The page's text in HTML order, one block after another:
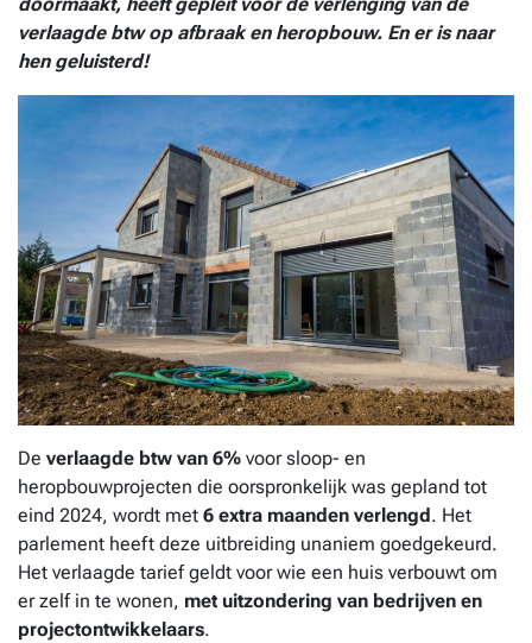
verlaagde btw op afbraak en heropbouw. En er is naar
hen geluisterd!
De verlaagde btw van 6% voor sloop- en
heropbouwprojecten die oorspronkelijk was gepland tot
eind 2024, wordt met 6 extra maanden verlengd . Het
parlement heeft deze uitbreiding unaniem goedgekeurd.
Het verlaagde tarief geldt voor wie een huis verbouwt om
er zelf in te wonen, met uitzondering van bedrijven en
projectontwikkelaars.